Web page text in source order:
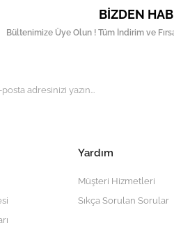
BIZDEN
Bültenimize Üye Olun ! Tüm İndirim ve
Yardım
Müşteri Hizmetleri
Sıkça Sorulan Sorular